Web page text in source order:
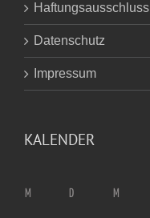
Haftungsausschluss
Datenschutz
Impressum
KALENDER
M D M